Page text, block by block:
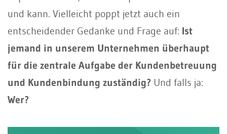
und kann. Vielleicht poppt jetzt auch ein
entscheidender Gedanke und Frage auf: Ist
jemand in unserem Unternehmen überhaupt
für die zentrale Aufgabe der Kundenbetreuung
und Kundenbindung zuständig? Und falls ja:
Wer?